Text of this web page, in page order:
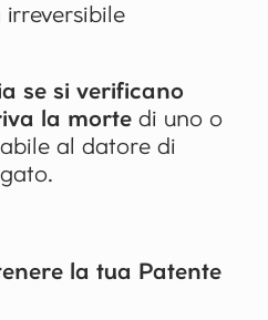
se si verificano
la morte di uno o
al datore di
la tua Patente